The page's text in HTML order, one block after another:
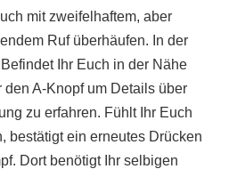
mit zweifelhaftem, aber
Ruf überhäufen. In der
Ihr Euch in der Nähe
A-Knopf um Details über
zu erfahren. Fühlt Ihr Euch
bestätigt ein erneutes Drücken
Dort benötigt Ihr selbigen